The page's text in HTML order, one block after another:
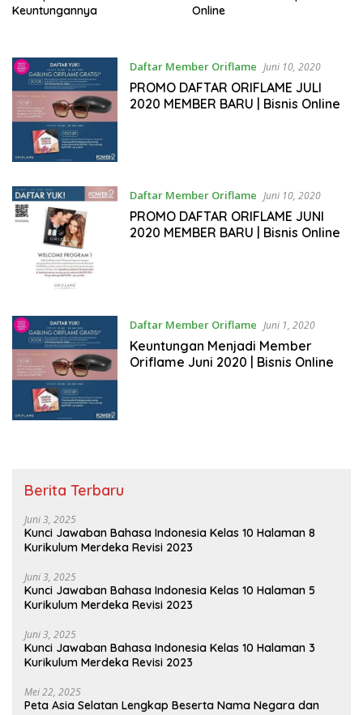
Keuntungannya
Online
Daftar Member Oriflame Juni 10, 2020
PROMO DAFTAR ORIFLAME JULI
2020 MEMBER BARU | Bisnis Online
Daftar Member Oriflame Juni 10, 2020
PROMO DAFTAR ORIFLAME JUNI
2020 MEMBER BARU | Bisnis Online
Daftar Member Oriflame Juni 1, 2020
Keuntungan Menjadi Member
Oriflame Juni 2020 | Bisnis Online
Berita Terbaru
Juni 3, 2025
Kunci Jawaban Bahasa Indonesia Kelas 10 Halaman 8
Kurikulum Merdeka Revisi 2023
Juni 3, 2025
Kunci Jawaban Bahasa Indonesia Kelas 10 Halaman 5
Kurikulum Merdeka Revisi 2023
Juni 3, 2025
Kunci Jawaban Bahasa Indonesia Kelas 10 Halaman 3
Kurikulum Merdeka Revisi 2023
Mei 22, 2025
Peta Asia Selatan Lengkap Beserta Nama Negara dan